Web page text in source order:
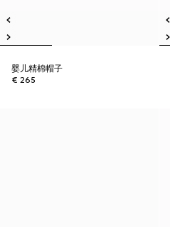
婴儿精棉帽子
€ 265